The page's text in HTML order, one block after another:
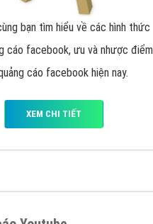
bạn tìm hiểu về các hình thức
cáo facebook, ưu và nhược điểm
cáo facebook hiện nay.
XEM CHI TIẾT